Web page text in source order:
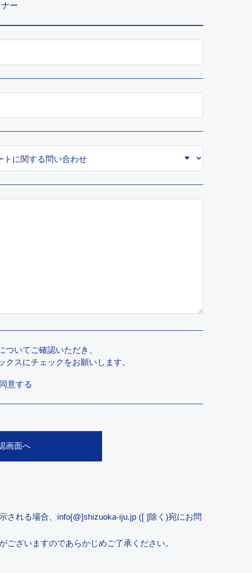
ナー
ついてご確認いただき、
スにチェックをお願いします。
意する
れる場合、info[@]shizuoka-iju.jp ([ ]除く)宛にお問
ざいますのであらかじめご了承ください。